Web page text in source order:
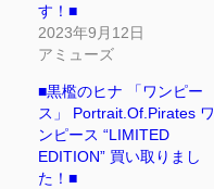
す！■
2023年9月12日
アミューズ
■黒檻のヒナ 「ワンピー
ス」 Portrait.Of.Pirates ワ
ンピース “LIMITED
EDITION” 買い取りまし
た！■